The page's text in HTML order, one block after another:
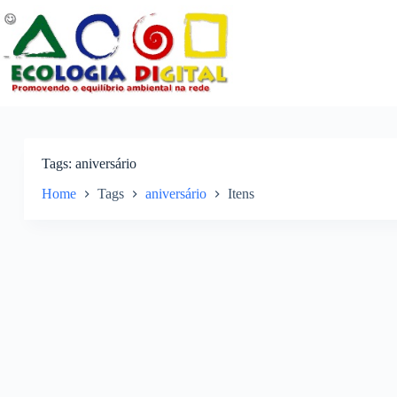
para
conteúdo
Tags aniversário
Home Tags aniversário Itens